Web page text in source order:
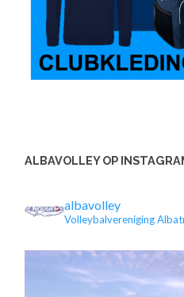
ALBAVOLLEY OP
albavolley
Volleybalvereniging